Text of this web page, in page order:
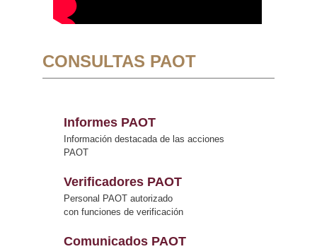
CONSULTAS PAOT
Informes PAOT
Información destacada de las acciones
PAOT
Verificadores PAOT
Personal PAOT autorizado
con funciones de verificación
Comunicados PAOT